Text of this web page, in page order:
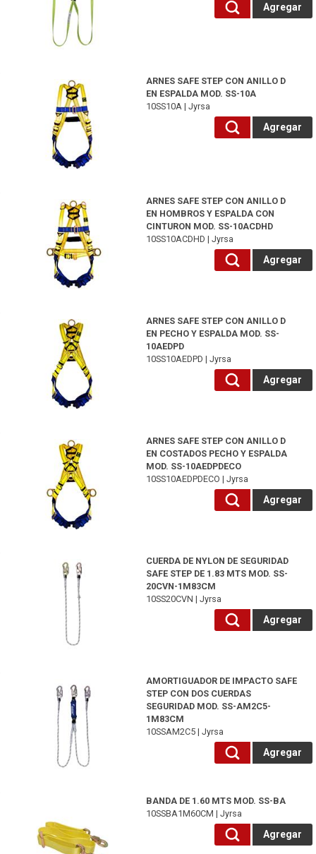
Agregar
ARNES SAFE STEP CON ANILLO D
EN ESPALDA MOD. SS-10A
10SS10A | Jyrsa
Agregar
ARNES SAFE STEP CON ANILLO D
EN HOMBROS Y ESPALDA CON
CINTURON MOD. SS-10ACDHD
10SS10ACDHD | Jyrsa
Agregar
ARNES SAFE STEP CON ANILLO D
EN PECHO Y ESPALDA MOD. SS-
10AEDPD
10SS10AEDPD | Jyrsa
Agregar
ARNES SAFE STEP CON ANILLO D
EN COSTADOS PECHO Y ESPALDA
MOD. SS-10AEDPDECO
10SS10AEDPDECO | Jyrsa
Agregar
CUERDA DE NYLON DE SEGURIDAD
SAFE STEP DE 1.83 MTS MOD. SS-
20CVN-1M83CM
10SS20CVN | Jyrsa
Agregar
AMORTIGUADOR DE IMPACTO SAFE
STEP CON DOS CUERDAS
SEGURIDAD MOD. SS-AM2C5-
1M83CM
10SSAM2C5 | Jyrsa
Agregar
BANDA DE 1.60 MTS MOD. SS-BA
10SSBA1M60CM | Jyrsa
Agregar